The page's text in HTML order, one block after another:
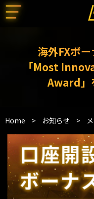
海外FXボ
「Most
Award」
Home > お知らせ >